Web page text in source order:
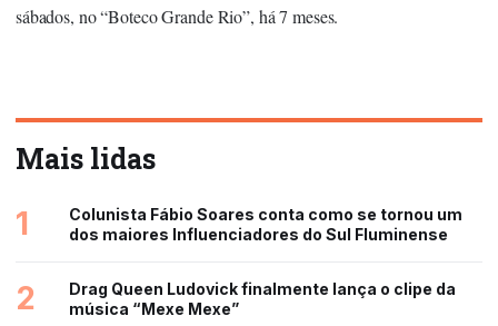
sábados, no “Boteco Grande Rio”, há 7 meses.
Mais lidas
1
Colunista Fábio Soares conta como se tornou um
dos maiores Influenciadores do Sul Fluminense
2
Drag Queen Ludovick finalmente lança o clipe da
música “Mexe Mexe”